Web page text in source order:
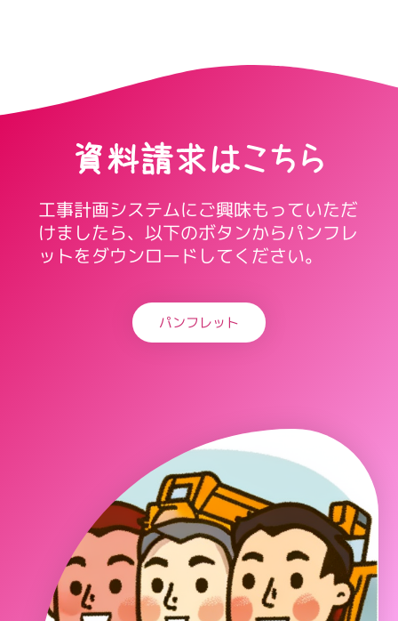
資料請求はこちら
工事計画システムにご興味もっていただ
けましたら、以下のボタンからパンフレ
ットをダウンロードしてください。
パンフレット